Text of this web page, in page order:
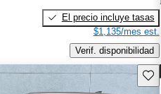
El precio incluye tasas
$1,135/mes est.
Verif. disponibilidad